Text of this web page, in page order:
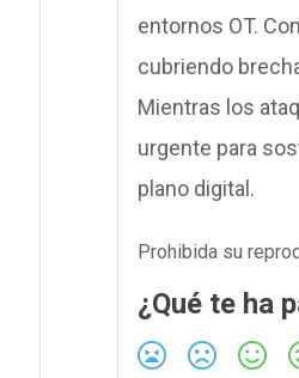
entornos OT.
cubriendo
Mientras los
urgente para
plano digital.
Prohibida su
¿Qué te ha